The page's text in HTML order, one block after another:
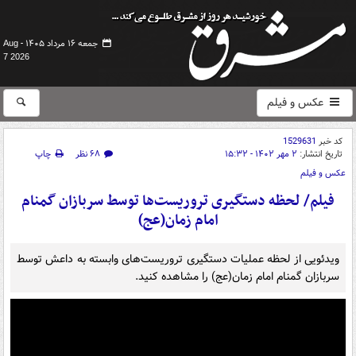
جمعه ۱۶ مرداد ۱۴۰۵ -
Aug
7 2026
عکس و فیلم
کد خبر 1529631
تاریخ انتشار: ۲ مهر ۱۴۰۲ - ۱۵:۳۲ ۶۸ نظر
چاپ
عکس و فیلم
فیلم/ لحظه دستگیری تروریست‌ها توسط سربازان گمنام
امام زمان(عج)
ویدئویی از لحظه عملیات دستگیری تروریست‌های وابسته به داعش توسط
سربازان گمنام امام زمان(عج) را مشاهده کنید.